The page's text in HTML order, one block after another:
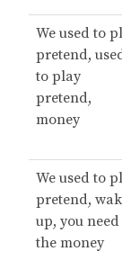
We used to
pretend,
to play
pretend,
money
We used to
pretend,
up, you need
the money